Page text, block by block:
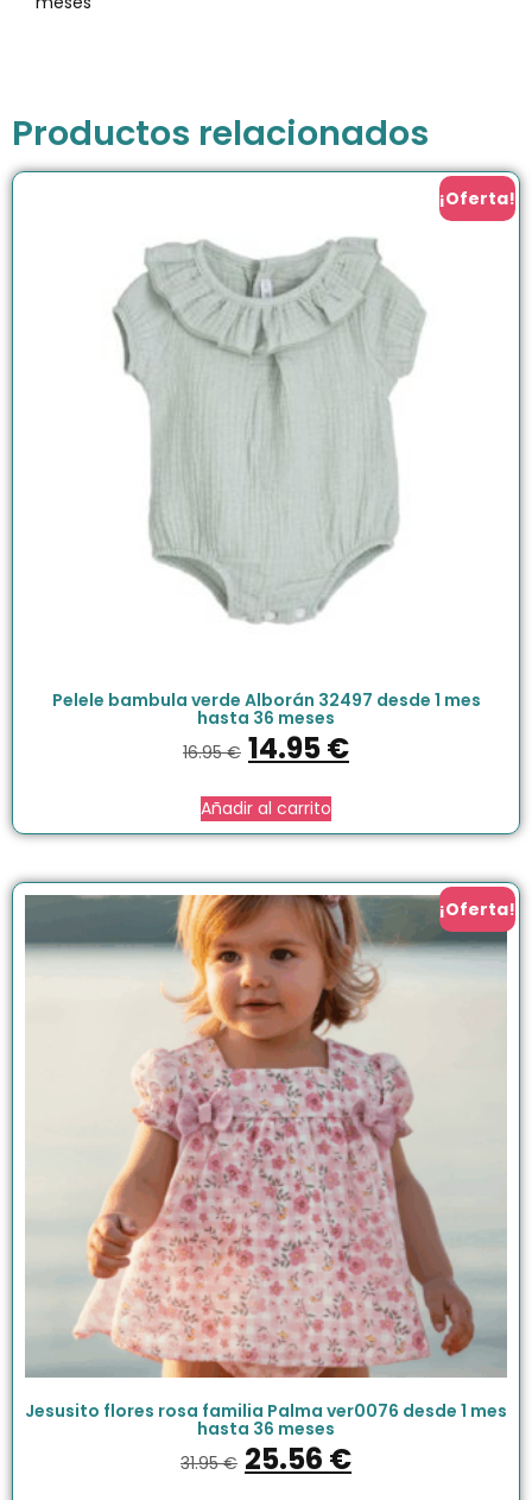
Productos relacionados
¡Oferta!
Pelele bambula verde Alborán 32497 desde 1 mes
hasta 36 meses
16.95€ 14.95€
Añadir al carrito
¡Oferta!
Jesusito flores rosa familia Palma ver0076 desde 1 mes
hasta 36 meses
31.95€ 25.56 €